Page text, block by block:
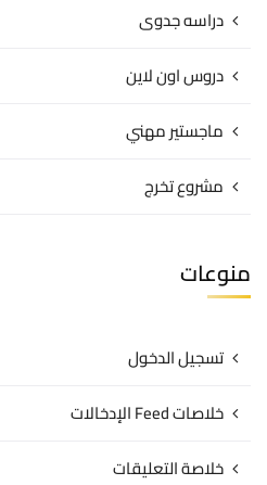
دراسه جدوى
دروس اون لاين
ماجستير مهني
مشروع تخرج
منوعات
تسجيل الدخول
خلاصات Feed الإدخالات
خلاصة التعليقات